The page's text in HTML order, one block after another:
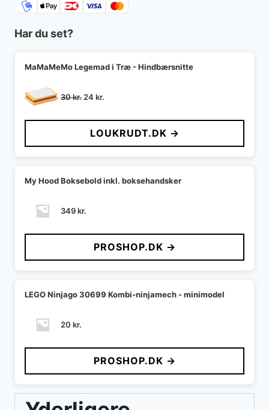
Har du set?
MaMaMeMo Legemad i Træ - Hindbærsnitte
30kr. Den
pris
var:
30 kr..
24 kr.
pris
er:
24 kr..
LOUKRUDT.DK →
My Hood Boksebold inkl. boksehandsker
349kr.
PROSHOP.DK →
LEGO Ninjago 30699 Kombi-ninjamech - minimodel
20 kr.
PROSHOP.DK →